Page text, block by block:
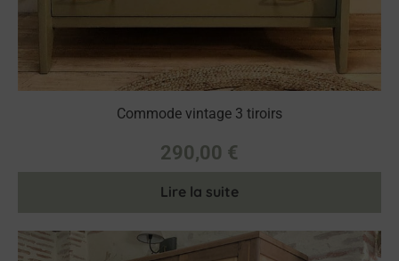
Commode vintage 3 tiroirs
290,00 €
Lire la suite